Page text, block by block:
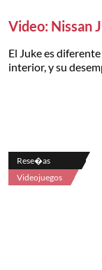
Video: Nissan
El Juke es
interior, y su
Rese�as
Videojuegos